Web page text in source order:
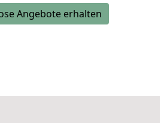
Angebote erhalten